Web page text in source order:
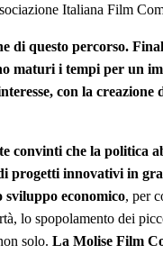
Italiana Film
di questo percorso.
maturi i tempi per un
con la creazione
convinti che la politica
progetti innovativi in
sviluppo economico, per
lo spopolamento dei
solo. La Molise Film